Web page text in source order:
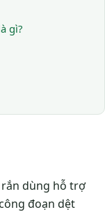
gì?
rắn dùng hỗ trợ
đoạn dệt